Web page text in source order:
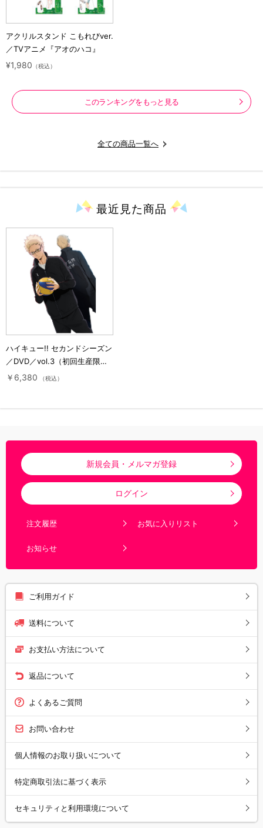
アクリルスタンド こもれびver.
／TVアニメ『アオのハコ』
¥1,980 （税込）
このランキングをもっと見る
全ての商品一覧へ
最近見た商品
ハイキュー!! セカンドシーズン
／DVD／vol.3（初回生産限定
版）
￥6,380 （税込）
新規会員・メルマガ登録
ログイン
注文履歴 お気に入りリスト
お知らせ
ご利用ガイド
送料について
お支払い方法について
返品について
よくあるご質問
お問い合わせ
個人情報のお取り扱いについて
特定商取引法に基づく表示
セキュリティと利用環境について